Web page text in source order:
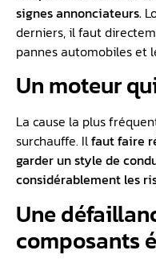
signes annonciateurs.
derniers, il faut
pannes automobiles et
Un moteur
La cause la plus
surchauffe. Ilfaut faire
garder un style de
considérablement les
Une
composants